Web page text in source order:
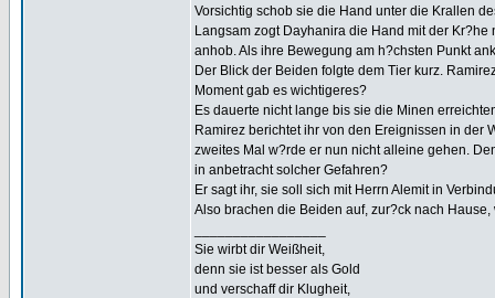
Vorsichtig schob sie die Hand unter die Krallen
Langsam zogt Dayhanira die Hand mit der
anhob. Als ihre Bewegung am h?chsten Punkt
Der Blick der Beiden folgte dem Tier kurz.
Moment gab es wichtigeres?
Es dauerte nicht lange bis sie die Minen
Ramirez berichtet ihr von den Ereignissen in der
zweites Mal w?rde er nun nicht alleine gehen.
in anbetracht solcher Gefahren?
Er sagt ihr, sie soll sich mit Herrn Alemit in
Also brachen die Beiden auf, zur?ck nach
Sie wirbt dir Weißheit,
denn sie ist besser als Gold
und verschaff dir Klugheit,